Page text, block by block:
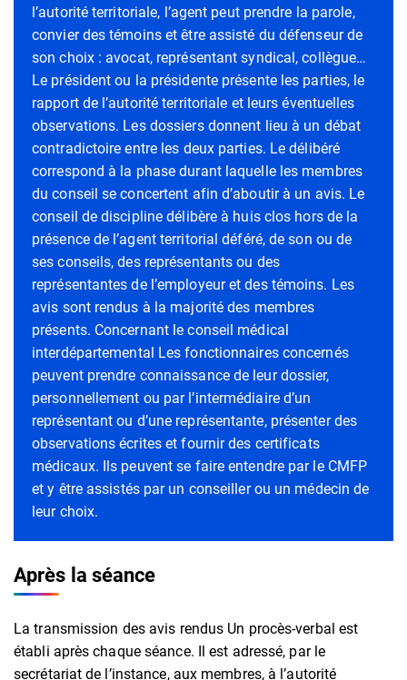
l’autorité territoriale, l’agent peut prendre la parole,
convier des témoins et être assisté du défenseur de
son choix : avocat, représentant syndical, collègue…
Le président ou la présidente présente les parties, le
rapport de l’autorité territoriale et leurs éventuelles
observations. Les dossiers donnent lieu à un débat
contradictoire entre les deux parties. Le délibéré
correspond à la phase durant laquelle les membres
du conseil se concertent afin d’aboutir à un avis. Le
conseil de discipline délibère à huis clos hors de la
présence de l’agent territorial déféré, de son ou de
ses conseils, des représentants ou des
représentantes de l’employeur et des témoins. Les
avis sont rendus à la majorité des membres
présents. Concernant le conseil médical
interdépartemental Les fonctionnaires concernés
peuvent prendre connaissance de leur dossier,
personnellement ou par l’intermédiaire d’un
représentant ou d’une représentante, présenter des
observations écrites et fournir des certificats
médicaux. Ils peuvent se faire entendre par le CMFP
et y être assistés par un conseiller ou un médecin de
leur choix.
Après la séance
La transmission des avis rendus Un procès-verbal est
établi après chaque séance. Il est adressé, par le
secrétariat de l’instance, aux membres, à l’autorité